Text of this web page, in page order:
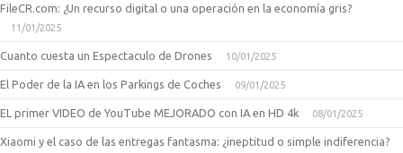
FileCR.com: ¿Un recurso digital o una operación en la economía gris?
11/01/2025
Cuanto cuesta un Espectaculo de Drones 10/01/2025
El Poder de la IA en los Parkings de Coches 09/01/2025
EL primer VIDEO de YouTube MEJORADO con IA en HD 4k 08/01/2025
Xiaomi y el caso de las entregas fantasma: ¿ineptitud o simple indiferencia?